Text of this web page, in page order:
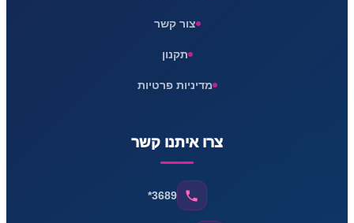
צור קשר
תקנון
מדיניות פרטיות
צרו איתנו קשר
*3689